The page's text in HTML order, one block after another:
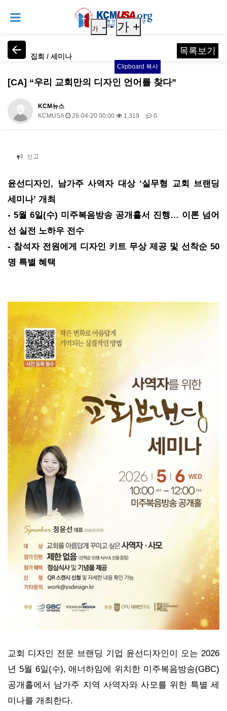
집회 / 세미나
가 - 가 +
Clipboard 복사
목록보기
[CA] “우리 교회만의 디자인 언어를 찾다”
KCM뉴스
KCMUSA
26-04-20 00:00 1,319 0
신고
윤선디자인, 남가주 사역자 대상 ‘실무형 교회 브랜딩
세미나’ 개최
- 5월 6일(수) 미주복음방송 공개홀서 진행… 이론 넘어
선 실전 노하우 전수
- 참석자 전원에게 디자인 키트 무상 제공 및 선착순 50
명 특별 혜택
교회 디자인 전문 브랜딩 기업 윤선디자인이 오는 2026
년 5월 6일(수), 애너하임에 위치한 미주복음방송(GBC)
공개홀에서 남가주 지역 사역자와 사모를 위한 특별 세
미나를 개최한다.